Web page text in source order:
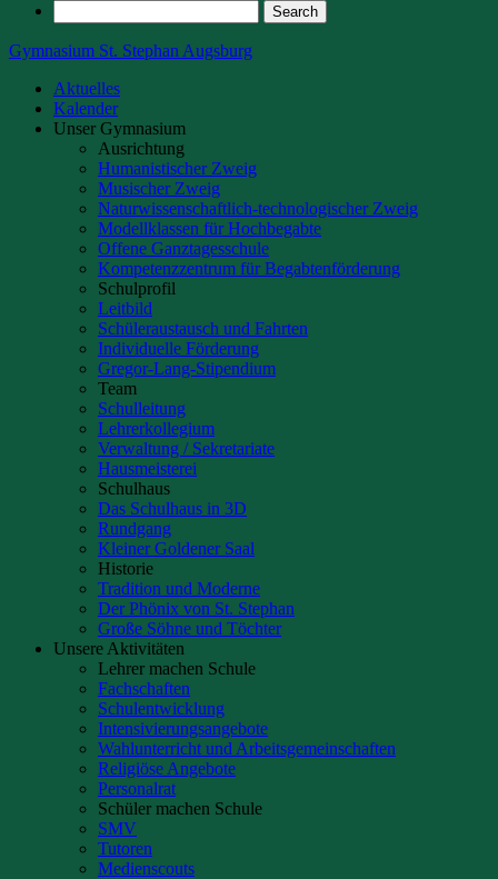
Gymnasium St. Stephan Augsburg
Aktuelles
Kalender
Unser Gymnasium
Ausrichtung
Humanistischer Zweig
Musischer Zweig
Naturwissenschaftlich-technologischer Zweig
Modellklassen für Hochbegabte
Offene Ganztagesschule
Kompetenzzentrum für Begabtenförderung
Schulprofil
Leitbild
Schüleraustausch und Fahrten
Individuelle Förderung
Gregor-Lang-Stipendium
Team
Schulleitung
Lehrerkollegium
Verwaltung / Sekretariate
Hausmeisterei
Schulhaus
Das Schulhaus in 3D
Rundgang
Kleiner Goldener Saal
Historie
Tradition und Moderne
Der Phönix von St. Stephan
Große Söhne und Töchter
Unsere Aktivitäten
Lehrer machen Schule
Fachschaften
Schulentwicklung
Intensivierungsangebote
Wahlunterricht und Arbeitsgemeinschaften
Religiöse Angebote
Personalrat
Schüler machen Schule
SMV
Tutoren
Medienscouts